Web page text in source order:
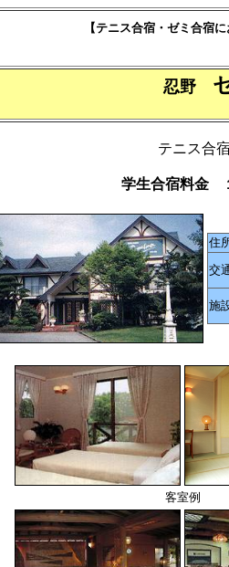
【テニス合宿・ゼミ合
忍野
テニス合
学生合宿料金
住
交
施
客室例